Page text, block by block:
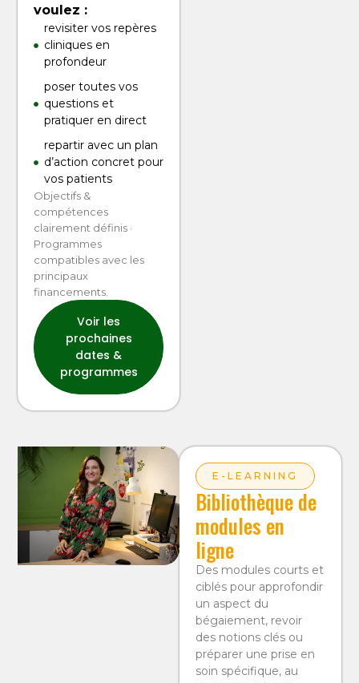
voulez :
revisiter vos repères
cliniques en
profondeur
poser toutes vos
questions et
pratiquer en direct
repartir avec un plan
d’action concret pour
vos patients
Objectifs &
compétences
clairement définis ·
Programmes
compatibles avec les
principaux
financements.
Voir les
prochaines
dates &
programmes
E-LEARNING
Bibliothèque de
modules en
ligne
Des modules courts et
ciblés pour approfondir
un aspect du
bégaiement, revoir
des notions clés ou
préparer une prise en
soin spécifique, au